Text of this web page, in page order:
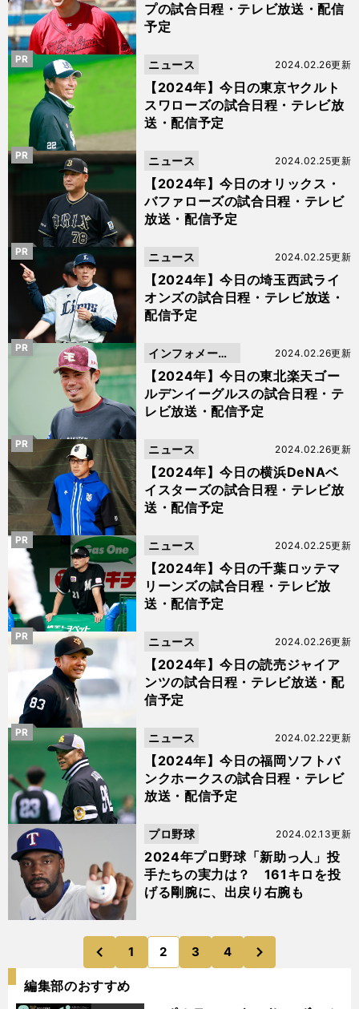
プの試合日程・テレビ放送・配信
予定
【2024年】今日の東京ヤクルト
スワローズの試合日程・テレビ放
送・配信予定
2024.02.26更新
ニュース
PR
【2024年】今日のオリックス・
バファローズの試合日程・テレビ
放送・配信予定
2024.02.25更新
ニュース
PR
【2024年】今日の埼玉西武ライ
オンズの試合日程・テレビ放送・
配信予定
2024.02.25更新
ニュース
PR
【2024年】今日の東北楽天ゴー
ルデンイーグルスの試合日程・テ
レビ放送・配信予定
2024.02.26更新
インフォメーシ
ョン
PR
【2024年】今日の横浜DeNAベ
イスターズの試合日程・テレビ放
送・配信予定
2024.02.26更新
ニュース
PR
【2024年】今日の千葉ロッテマ
リーンズの試合日程・テレビ放
送・配信予定
2024.02.25更新
ニュース
PR
【2024年】今日の読売ジャイア
ンツの試合日程・テレビ放送・配
信予定
2024.02.26更新
ニュース
PR
【2024年】今日の福岡ソフトバ
ンクホークスの試合日程・テレビ
放送・配信予定
2024.02.22更新
ニュース
PR
2024年プロ野球「新助っ人」投
手たちの実力は？ 161キロを投
げる剛腕に、出戻り右腕も
2024.02.13更新
プロ野球
前
のページへ
1 2 3 4
のページへ
編集部のおすすめ